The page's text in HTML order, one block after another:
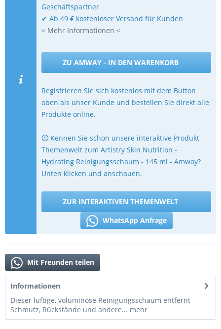
Geschäftspartner
✔ Ab 49 € kostenloser Versand für Kunden
> Mehr Informationen <
ZU AMWAY - IN DEN WARENKORB
Registrieren Sie sich kostenlos mit dem Button
oben als unser Kunde und bestellen Sie direkt alle
Produkte online.
🛈 Kennen Sie schon unsere interaktive Produkt
Themenwelt zum Artistry Skin Nutrition -
Hydrating Reinigungsschaum - 145 ml - Amway?
Unten klicken und anschauen.
ZUR INTERAKTIVEN THEMENWELT
WhatsApp Anfrage
Mit Freunden teilen
Informationen
Dieser luftige, voluminöse Reinigungsschaum entfernt
Schmutz, Rückstände und andere... mehr